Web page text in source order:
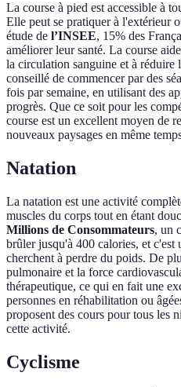
La course à pied est accessible à
Elle peut se pratiquer à l'extérieur
étude de l’INSEE, 15% des
améliorer leur santé. La course
la circulation sanguine et à réduire
conseillé de commencer par des
fois par semaine, en utilisant des
progrès. Que ce soit pour les
course est un excellent moyen de
nouveaux paysages en même
Natation
La natation est une activité
muscles du corps tout en étant
Millions de Consommateurs, un
brûler jusqu'à 400 calories, et
cherchent à perdre du poids. De
pulmonaire et la force
thérapeutique, ce qui en fait une
personnes en réhabilitation ou
proposent des cours pour tous les
cette activité.
Cyclisme